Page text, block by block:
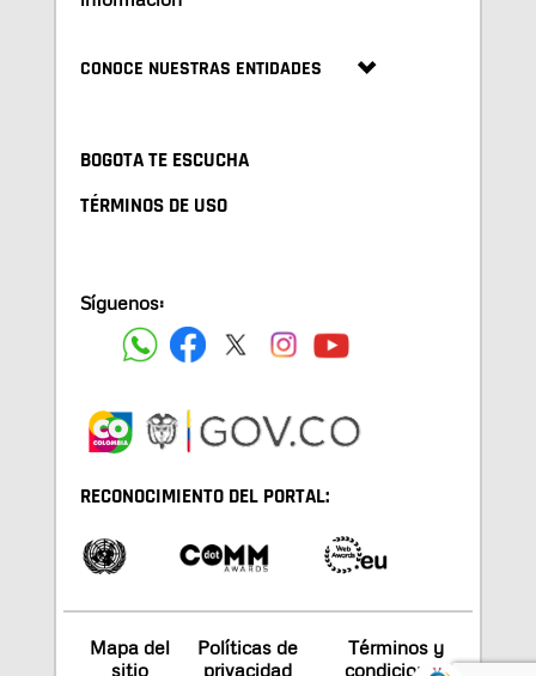
CONOCE NUESTRAS ENTIDADES
BOGOTA TE ESCUCHA
TÉRMINOS DE USO
Síguenos:
RECONOCIMIENTO DEL PORTAL:
Mapa del
sitio
Políticas de
privacidad
Términos y
condiciones